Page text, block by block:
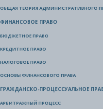
ОБЩАЯ ТЕОРИЯ АДМИНИСТРАТИВНОГО
ФИНАНСОВОЕ ПРАВО
БЮДЖЕТНОЕ ПРАВО
КРЕДИТНОЕ ПРАВО
НАЛОГОВОЕ ПРАВО
ОСНОВЫ ФИНАНСОВОГО ПРАВА
ГРАЖДАНСКО-ПРОЦЕССУАЛЬНОЕ
АРБИТРАЖНЫЙ ПРОЦЕСС